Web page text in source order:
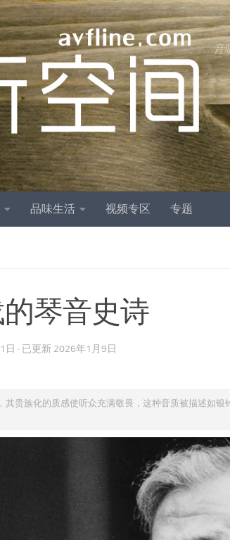
音
品味生活 视频专区 专题
琴音史诗
日 · 已更新 2026年1月9日
其贵族化的质感使听众充满敬畏，这种音质被描述如